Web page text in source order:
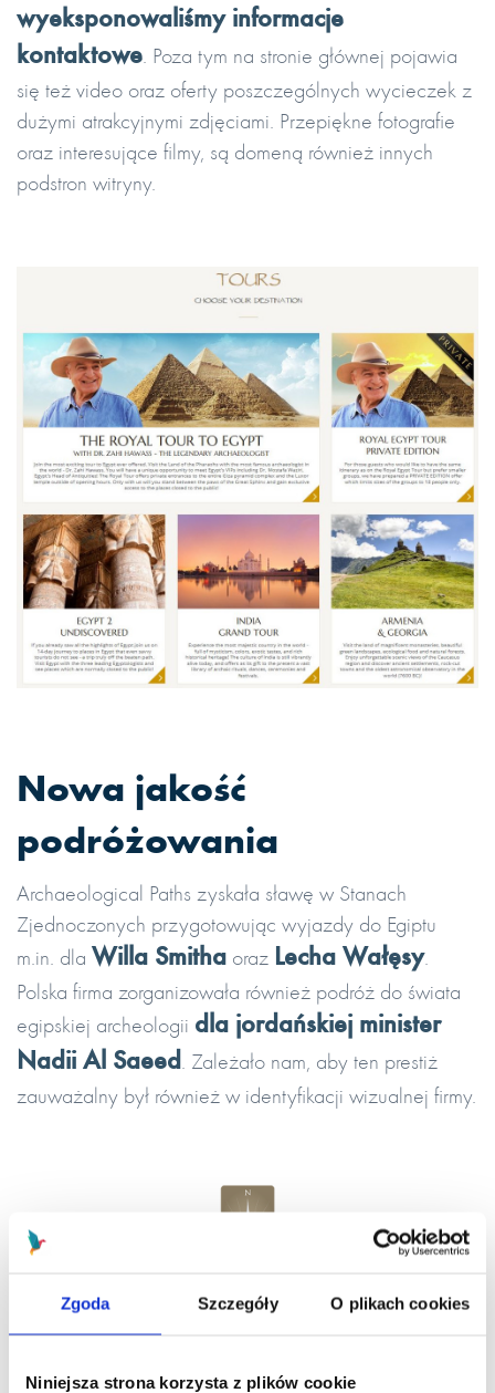
Zgoda Szczegóły O plikach cookies
Niniejsza strona korzysta z plików cookie
wyeksponowaliśmy informacje
kontaktowe. Poza tym na stronie głównej pojawia
się też video oraz oferty poszczególnych wycieczek z
dużymi atrakcyjnymi zdjęciami. Przepiękne fotografie
oraz interesujące filmy, są domeną również innych
podstron witryny.
Nowa jakość
podróżowania
Archaeological Paths zyskała sławę w Stanach
Zjednoczonych przygotowując wyjazdy do Egiptu
m.in. dla Willa Smitha oraz Lecha Wałęsy.
Polska firma zorganizowała również podróż do świata
egipskiej archeologii dla jordańskiej minister
Nadii Al Saeed. Zależało nam, aby ten prestiż
zauważalny był również w identyfikacji wizualnej firmy.